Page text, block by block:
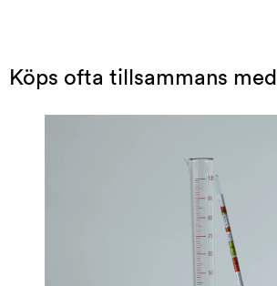
Köps ofta tillsammans med